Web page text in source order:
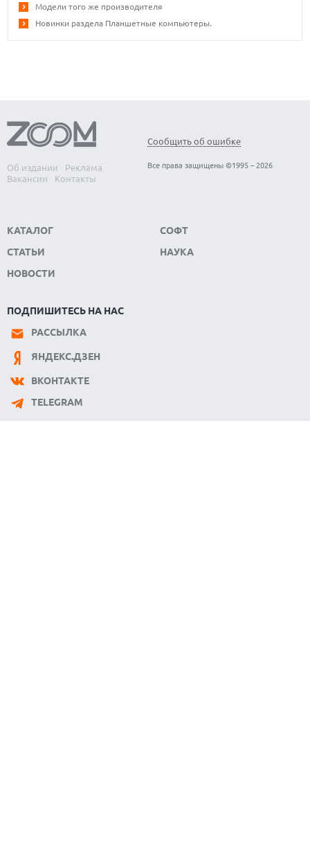
Модели того же производителя
Новинки раздела Планшетные компьютеры.
Об издании
Реклама
Вакансии
Контакты
Сообщить об ошибке
Все права защищены ©1995 – 2026
КАТАЛОГ
СТАТЬИ
НОВОСТИ
СОФТ
НАУКА
ПОДПИШИТЕСЬ НА НАС
РАССЫЛКА
ЯНДЕКС.ДЗЕН
ВКОНТАКТЕ
TELEGRAM